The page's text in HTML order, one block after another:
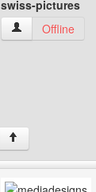
swiss-pictures
swiss-pictures
Offline
↑